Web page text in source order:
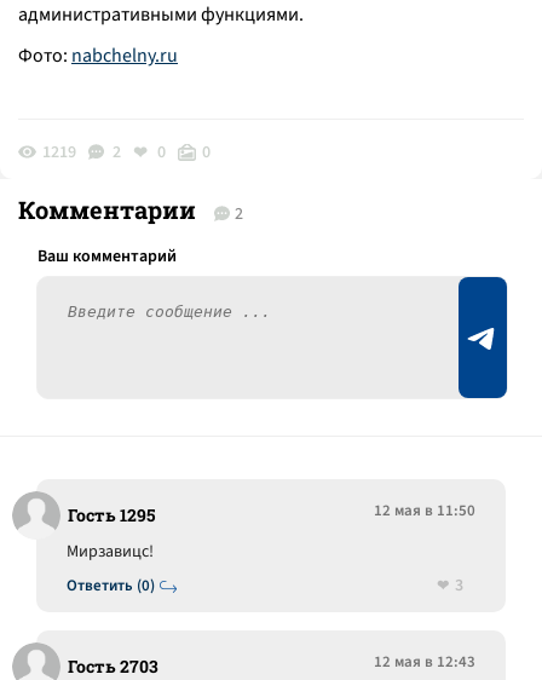
административными функциями.
Фото: nabchelny.ru
1219 2 0 0
Комментарии 2
Гость 1295 12 мая в 11:50
Ответить (0)
Мирзавицс!
3
Гость 2703 12 мая в 12:43